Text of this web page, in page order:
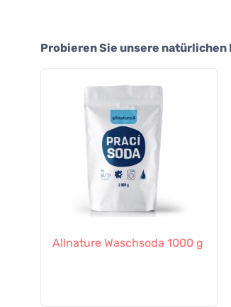
Probieren Sie unsere natürlichen
Allnature Waschsoda 1000 g